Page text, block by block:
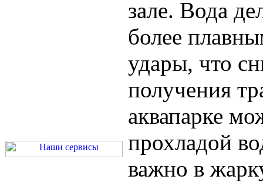
зале. Вода
более
удары, что
получения
аквапарке
прохладой
важно в